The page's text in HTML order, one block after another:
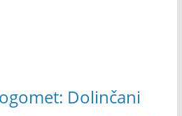
Dolinčani